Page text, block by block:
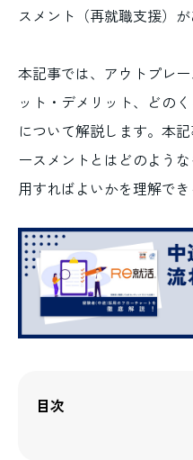
スメント（再就職支援）が
本記事では、アウトプレ
ット・デメリット、どの
について解説します。本
ースメントとはどのよう
用すればよいかを理解で
目次